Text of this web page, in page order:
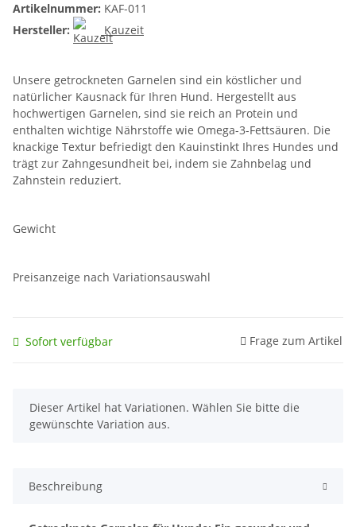
Artikelnummer: KAF-011
Hersteller:
Kauzeit
Unsere getrockneten Garnelen sind ein köstlicher und
natürlicher Kausnack für Ihren Hund. Hergestellt aus
hochwertigen Garnelen, sind sie reich an Protein und
enthalten wichtige Nährstoffe wie Omega-3-Fettsäuren. Die
knackige Textur befriedigt den Kauinstinkt Ihres Hundes und
trägt zur Zahngesundheit bei, indem sie Zahnbelag und
Zahnstein reduziert.
Gewicht
Preisanzeige nach Variationsauswahl
Sofort verfügbar Frage zum Artikel
x
Dieser Artikel hat Variationen. Wählen Sie bitte die
gewünschte Variation aus.
Beschreibung